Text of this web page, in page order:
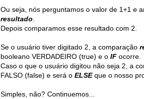
Ou seja, nós perguntamos o valor de 1+1 e
resultado
Depois comparamos esse resultado com 2.
Se o usuário tiver digitado 2, a comparação
booleano VERDADEIRO (true) e o IF ocorre.
Caso o que o usuário digitou não seja 2, a
FALSO (false) e será o ELSEque o nosso
Simples, não? Continuemos...